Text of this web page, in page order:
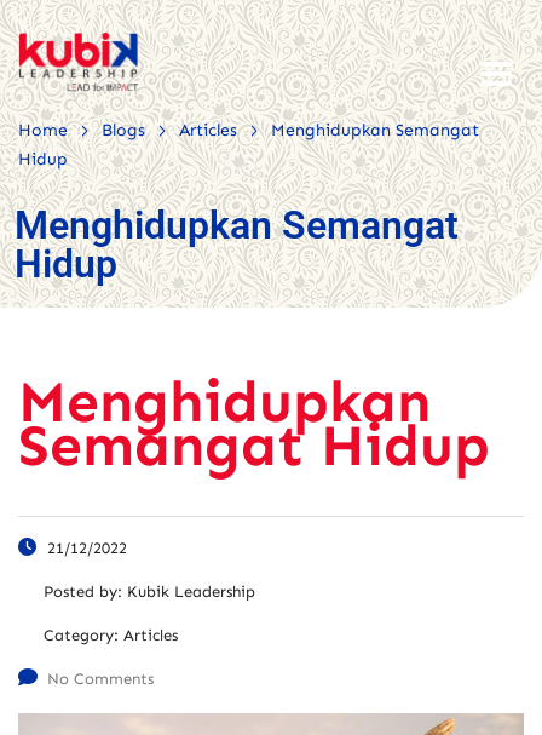
Home > Blogs > Articles >
Menghidupkan Semangat
Hidup
Menghidupkan Semangat
Hidup
Menghidupkan
Semangat Hidup
21/12/2022
Posted by: Kubik Leadership
Category: Articles
No Comments